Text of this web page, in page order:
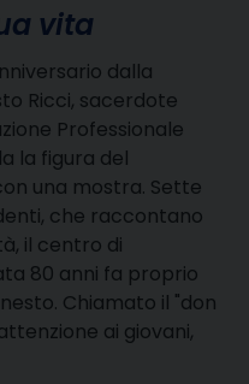
vita
dalla
Ricci, sacerdote
Professionale
la figura del
una mostra. Sette
che raccontano
il centro di
80 anni fa proprio
Chiamato il "don
ai giovani,